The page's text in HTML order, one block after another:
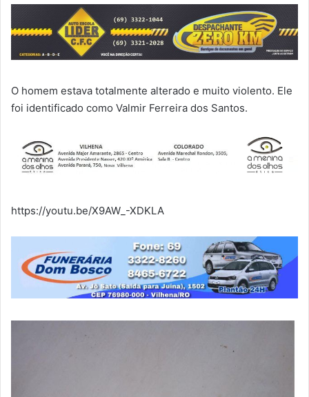
O homem estava totalmente alterado e muito violento. Ele
foi identificado como Valmir Ferreira dos Santos.
https://youtu.be/X9AW_-XDKLA